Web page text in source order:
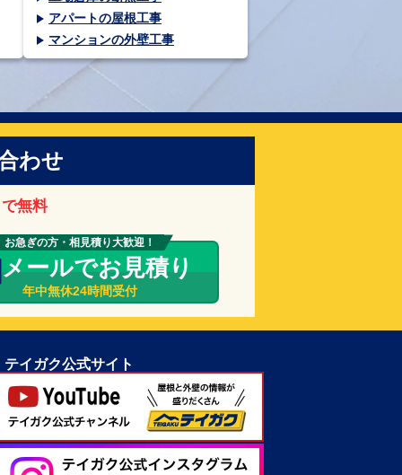
アパートの屋根工事
マンションの外壁工事
わせ
無料
お急ぎの方・相見積り大歓迎！
メールでお見積り
年中無休24時間受付
テイガク公式サイト